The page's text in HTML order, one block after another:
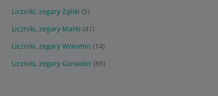
Liczniki, zegary Ząbki (5)
Liczniki, zegary Marki (41)
Liczniki, zegary Wołomin (14)
Liczniki, zegary Garwolin (89)